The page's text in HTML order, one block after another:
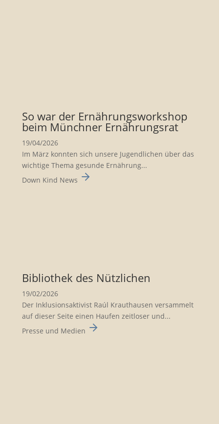
So war der Ernäh­rungs­work­shop
beim Münchner Ernäh­rungsrat
19/04/2026
Im März konnten sich unsere Jugend­li­chen über das
wichtige Thema gesunde Ernäh­rung...
Down Kind News
Biblio­thek des Nützli­chen
19/02/2026
Der Inklusionsaktivist Raúl Krauthausen versammelt
auf dieser Seite einen Haufen zeitloser und...
Presse und Medien